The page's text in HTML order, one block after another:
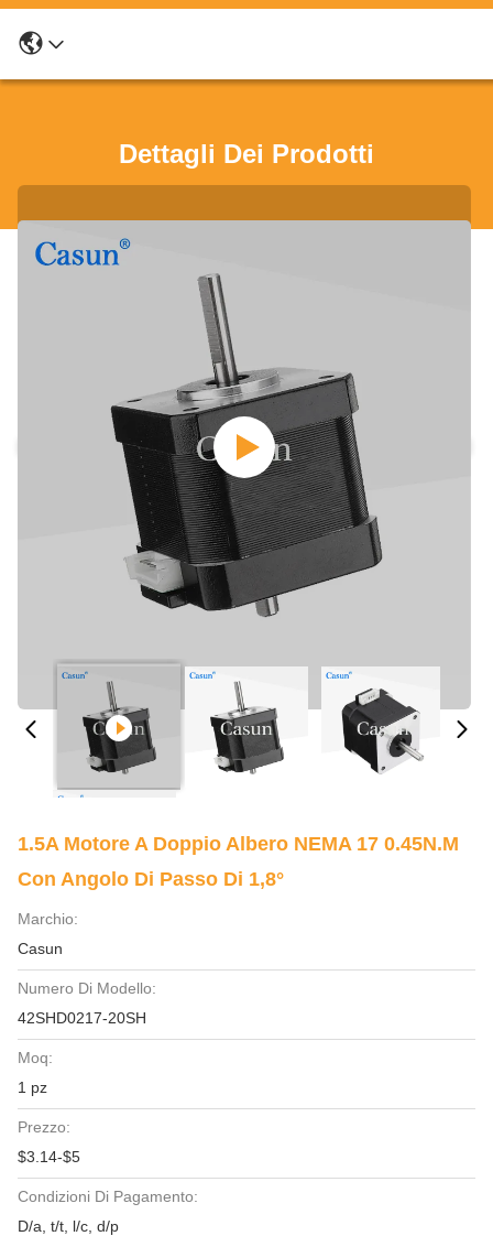
Dettagli Dei Prodotti
1.5A Motore A Doppio Albero NEMA 17 0.45N.M
Con Angolo Di Passo Di 1,8°
Marchio:
Casun
Numero Di Modello:
42SHD0217-20SH
Moq:
1 pz
Prezzo:
$3.14-$5
Condizioni Di Pagamento:
D/a, t/t, l/c, d/p